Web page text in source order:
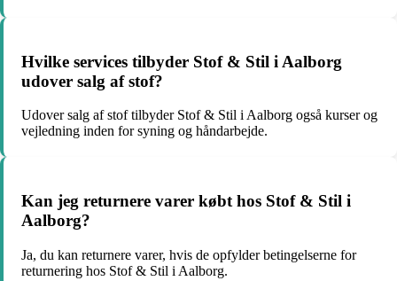
Hvilke services tilbyder Stof & Stil i Aalborg
udover salg af stof?
Udover salg af stof tilbyder Stof & Stil i Aalborg også kurser og
vejledning inden for syning og håndarbejde.
Kan jeg returnere varer købt hos Stof & Stil i
Aalborg?
Ja, du kan returnere varer, hvis de opfylder betingelserne for
returnering hos Stof & Stil i Aalborg.